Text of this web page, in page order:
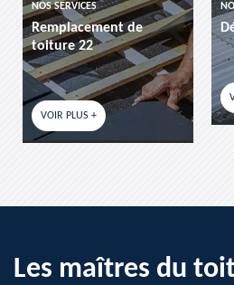
NOS SERVICES
Remplacement de
toiture 22
VOIR PLUS +
NOS
Les maîtres du